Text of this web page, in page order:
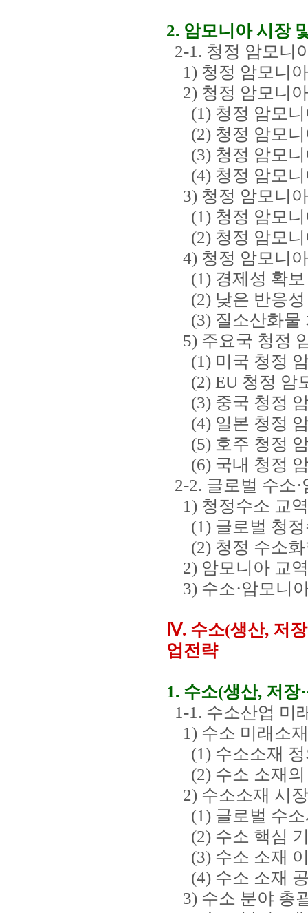
2. 암모니아 시장
2-1. 청정 암모니
1) 청정 암모니
2) 청정 암모니
(1) 청정 암모니
(2) 청정 암모니
(3) 청정 암모니
(4) 청정 암모니
3) 청정 암모니
(1) 청정 암모니
(2) 청정 암모니
4) 청정 암모니
(1) 경제성 확보
(2) 낮은 반응성
(3) 질소산화물
5) 주요국 청정
(1) 미국 청정 암
(2) EU 청정 암
(3) 중국 청정 암
(4) 일본 청정 암
(5) 호주 청정 암
(6) 국내 청정 암
2-2. 글로벌 수소
1) 청정수소 교
(1) 글로벌 청정
(2) 청정 수소화
2) 암모니아 교
3) 수소·암모니
Ⅳ. 수소(생산, 저
업전략
1. 수소(생산, 저장
1-1. 수소산업 미
1) 수소 미래소
(1) 수소소재 정
(2) 수소 소재의
2) 수소소재 시
(1) 글로벌 수소
(2) 수소 핵심
(3) 수소 소재
(4) 수소 소재
3) 수소 분야 총